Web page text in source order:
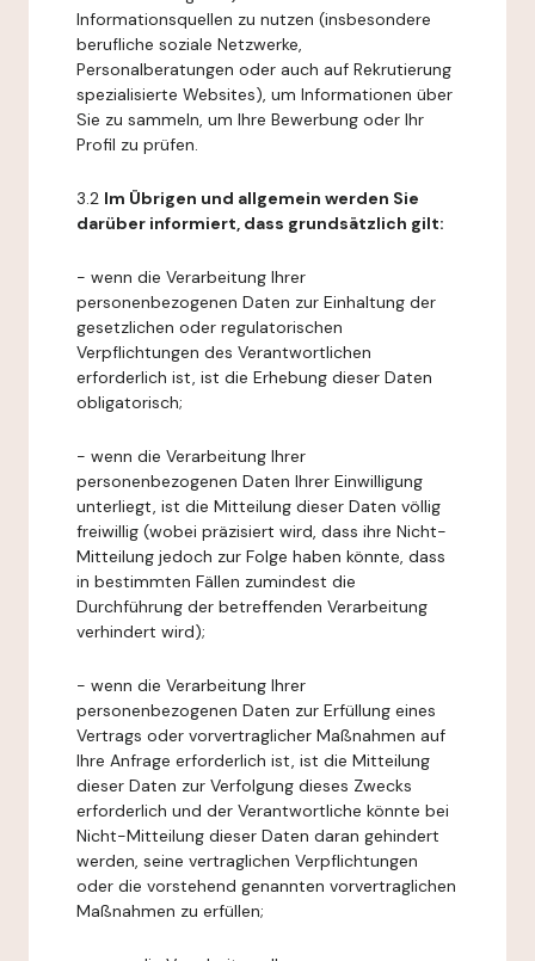
Informationsquellen zu nutzen (insbesondere
berufliche soziale Netzwerke,
Personalberatungen oder auch auf Rekrutierung
spezialisierte Websites), um Informationen über
Sie zu sammeln, um Ihre Bewerbung oder Ihr
Profil zu prüfen.
3.2 Im Übrigen und allgemein werden Sie
darüber informiert, dass grundsätzlich gilt:
- wenn die Verarbeitung Ihrer
personenbezogenen Daten zur Einhaltung der
gesetzlichen oder regulatorischen
Verpflichtungen des Verantwortlichen
erforderlich ist, ist die Erhebung dieser Daten
obligatorisch;
- wenn die Verarbeitung Ihrer
personenbezogenen Daten Ihrer Einwilligung
unterliegt, ist die Mitteilung dieser Daten völlig
freiwillig (wobei präzisiert wird, dass ihre Nicht-
Mitteilung jedoch zur Folge haben könnte, dass
in bestimmten Fällen zumindest die
Durchführung der betreffenden Verarbeitung
verhindert wird);
- wenn die Verarbeitung Ihrer
personenbezogenen Daten zur Erfüllung eines
Vertrags oder vorvertraglicher Maßnahmen auf
Ihre Anfrage erforderlich ist, ist die Mitteilung
dieser Daten zur Verfolgung dieses Zwecks
erforderlich und der Verantwortliche könnte bei
Nicht-Mitteilung dieser Daten daran gehindert
werden, seine vertraglichen Verpflichtungen
oder die vorstehend genannten vorvertraglichen
Maßnahmen zu erfüllen;